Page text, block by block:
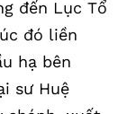
đến Lục Tổ
đó liền
hạ bên
sư Huệ